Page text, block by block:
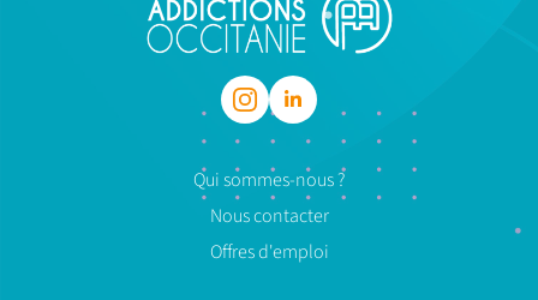
Qui sommes-nous ?
Nous contacter
Offres d'emploi